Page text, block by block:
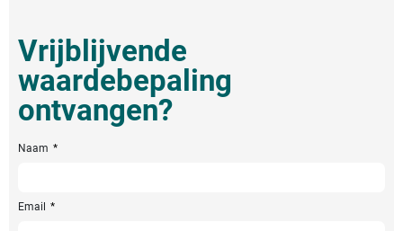
Vrijblijvende
waardebepaling
ontvangen?
Naam
Email